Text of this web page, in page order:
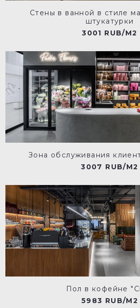
Стены в ванной в стиле
штукатурки
3001 RUB/M2
Зона обслуживания
3007 RUB/M2
Пол в кофейне
5983 RUB/M2